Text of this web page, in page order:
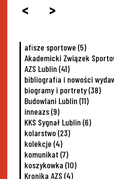
< >
afisze sportowe (5)
Akademicki Związek
AZS Lublin (41)
bibliografia i nowości
biogramy i portrety(38)
Budowlani Lublin (11)
inneazs(9)
KKS Sygnał Lublin (6)
kolarstwo (23)
kolekcje (4)
komunikat(7)
koszykowka (10)
Kronika AZS (4)